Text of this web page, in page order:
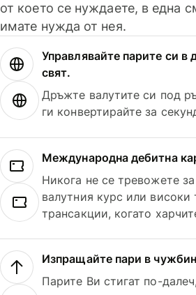
от което се нуждаете, в една
имате нужда от нея.
Управлявайте парите си в
свят.
Дръжте валутите си под
ги конвертирайте за
Международна дебитна
Никога не се тревожете
валутния курс или високи
трансакции, когато
Изпращайте пари в
Парите Ви стигат по-